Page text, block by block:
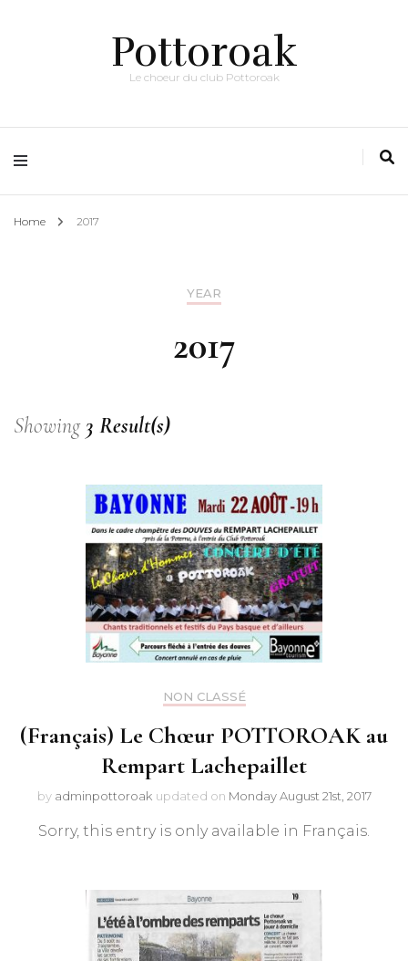
Pottoroak
Le choeur du club Pottoroak
Home 2017
YEAR
2017
Showing 3 Result(s)
NON CLASSÉ
(Français) Le Chœur POTTOROAK au
Rempart Lachepaillet
by adminpottoroak updated on Monday August 21st, 2017
Sorry, this entry is only available in Français.